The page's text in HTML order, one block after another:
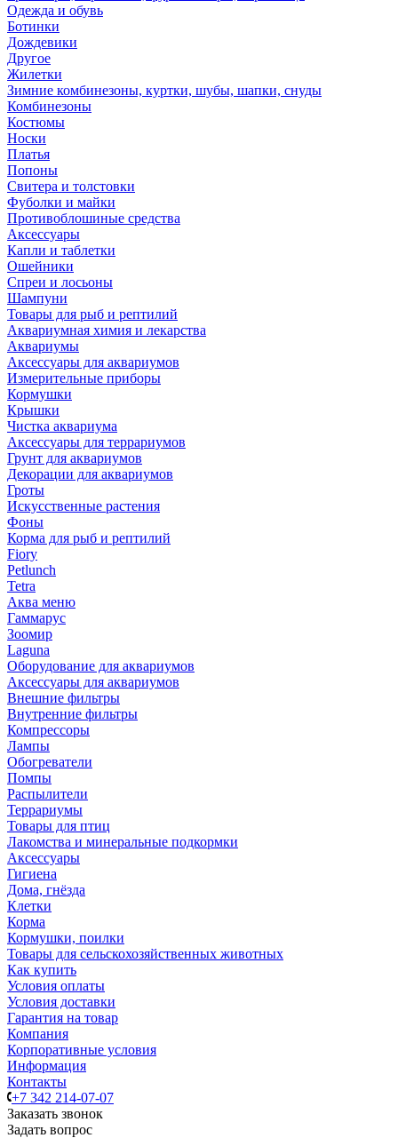
Одежда и обувь
Ботинки
Дождевики
Другое
Жилетки
Зимние комбинезоны, куртки, шубы, шапки, снуды
Комбинезоны
Костюмы
Носки
Платья
Попоны
Свитера и толстовки
Фуболки и майки
Противоблошиные средства
Аксессуары
Капли и таблетки
Ошейники
Спреи и лосьоны
Шампуни
Товары для рыб и рептилий
Аквариумная химия и лекарства
Аквариумы
Аксессуары для аквариумов
Измерительные приборы
Кормушки
Крышки
Чистка аквариума
Аксессуары для террариумов
Грунт для аквариумов
Декорации для аквариумов
Гроты
Искусственные растения
Фоны
Корма для рыб и рептилий
Fiory
Petlunch
Tetra
Аква меню
Гаммарус
Зоомир
Laguna
Оборудование для аквариумов
Аксессуары для аквариумов
Внешние фильтры
Внутренние фильтры
Компрессоры
Лампы
Обогреватели
Помпы
Распылители
Террариумы
Товары для птиц
Лакомства и минеральные подкормки
Аксессуары
Гигиена
Дома, гнёзда
Клетки
Корма
Кормушки, поилки
Товары для сельскохозяйственных животных
Как купить
Условия оплаты
Условия доставки
Гарантия на товар
Компания
Корпоративные условия
Информация
Контакты
+7 342 214-07-07
Заказать звонок
Задать вопрос